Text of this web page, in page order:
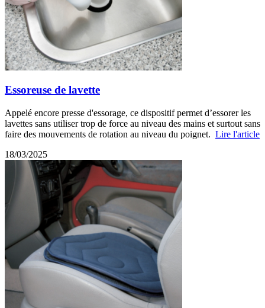
Essoreuse de lavette
Appelé encore presse d'essorage, ce dispositif permet d’essorer les
lavettes sans utiliser trop de force au niveau des mains et surtout sans
faire des mouvements de rotation au niveau du poignet. Lire l'article
18/03/2025